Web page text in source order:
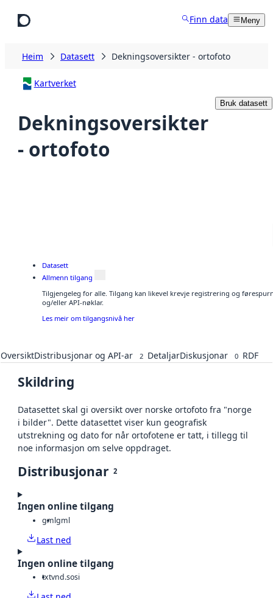
Finn data Meny
Heim Datasett Dekningsoversikter - ortofoto
Kartverket
Dekningsoversikter
- ortofoto
Bruk datasett
Datasett
Allmenn tilgang
Tilgjengeleg for alle. Tilgang kan likevel krevje registrering og
og/eller API-nøklar.
Les meir om tilgangsnivå her
OversiktDistribusjonar og API-ar 2 DetaljarDiskusjonar 0 RDF
Skildring
Datasettet skal gi oversikt over norske ortofoto fra "norge
i bilder". Dette datasettet viser kun geografisk
utstrekning og dato for når ortofotene er tatt, i tillegg til
noe informasjon om selve oppdraget.
Distribusjonar 2
Ingen online tilgang
gmlgml
Last ned
Ingen online tilgang
txtvnd.sosi